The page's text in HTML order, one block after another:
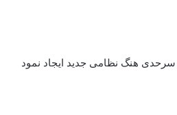
سرحدی هنگ نظامی جدید ایجاد نمود